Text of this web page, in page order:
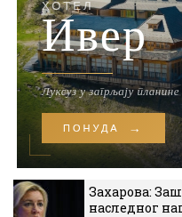
Захарова:
наследног